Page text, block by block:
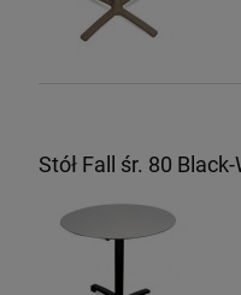
Stół Fall śr. 80